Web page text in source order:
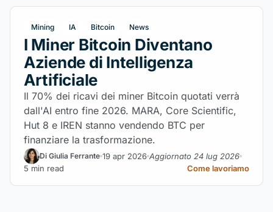
Mining IA Bitcoin News
I Miner Bitcoin Diventano
Aziende di Intelligenza
Artificiale
Il 70% dei ricavi dei miner Bitcoin quotati verrà
dall'AI entro fine 2026. MARA, Core Scientific,
Hut 8 e IREN stanno vendendo BTC per
finanziare la trasformazione.
Di Giulia Ferrante 19 apr 2026 Aggiornato 24 lug 2026
5 min read
Come lavoriamo